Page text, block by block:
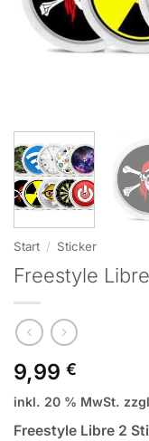
Start / Sticker
Freestyle
9,99 €
inkl. 20 % MwSt.
Freestyle Libre 2